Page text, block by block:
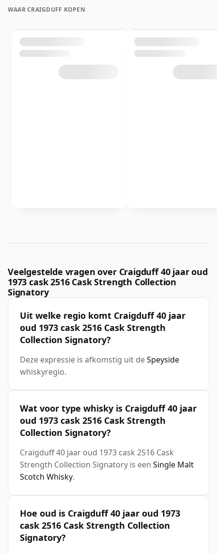
WAAR CRAIGDUFF KOPEN
Veelgestelde vragen over Craigduff 40 jaar oud
1973 cask 2516 Cask Strength Collection
Signatory
Uit welke regio komt Craigduff 40 jaar
oud 1973 cask 2516 Cask Strength
Collection Signatory?
Deze expressie is afkomstig uit deSpeyside
whiskyregio.
Wat voor type whisky is Craigduff 40 jaar
oud 1973 cask 2516 Cask Strength
Collection Signatory?
Craigduff 40 jaar oud 1973 cask 2516 Cask
Strength Collection Signatory is een Single Malt
Scotch Whisky.
Hoe oud is Craigduff 40 jaar oud 1973
cask 2516 Cask Strength Collection
Signatory?